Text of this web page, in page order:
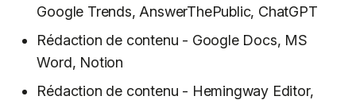
Google Trends, AnswerThePublic, ChatGPT
Rédaction de contenu - Google Docs, MS
Word, Notion
Rédaction de contenu - Hemingway Editor,